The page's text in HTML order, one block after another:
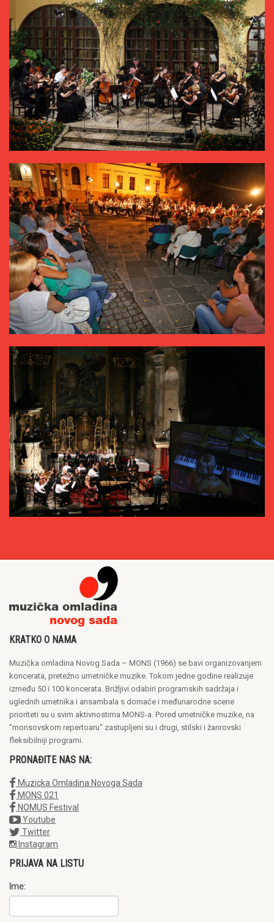
KRATKO O NAMA
Muzička omladina Novog Sada – MONS (1966) se bavi organizovanjem
koncerata, pretežno umetničke muzike. Tokom jedne godine realizuje
između 50 i 100 koncerata. Brižljivi odabiri programskih sadržaja i
uglednih umetnika i ansambala s domaće i međunarodne scene
prioriteti su u svim aktivnostima MONS-a. Pored umetničke muzike, na
"monsovskom repertoaru“ zastupljeni su i drugi, stilski i žanrovski
fleksibilniji programi.
PRONAĐITE NAS NA:
Muzicka Omladina Novoga Sada
MONS 021
NOMUS Festival
Youtube
Twitter
Instagram
PRIJAVA NA LISTU
Ime: